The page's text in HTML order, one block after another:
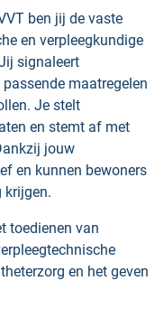
ben jij de vaste
en verpleegkundige
signaleert
maatregelen
Je stelt
en stemt af met
jouw
en kunnen bewoners
krijgen.
toedienen van
en het geven